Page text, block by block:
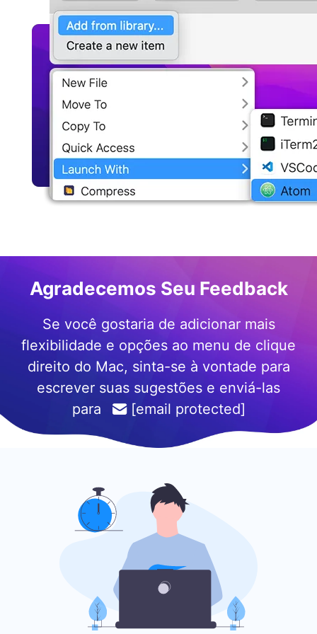
Agradecemos Seu Feedback
Se você gostaria de adicionar mais
flexibilidade e opções ao menu de clique
direito do Mac, sinta-se à vontade para
escrever suas sugestões e enviá-las
para
[email protected]